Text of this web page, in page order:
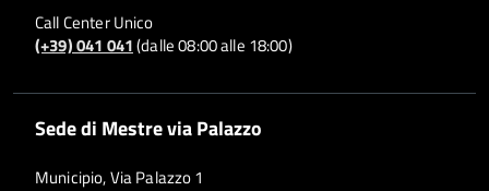
Call Center Unico
(+39) 041 041(dalle 08:00 alle 18:00)
Sede di Mestre via Palazzo
Municipio, Via Palazzo 1